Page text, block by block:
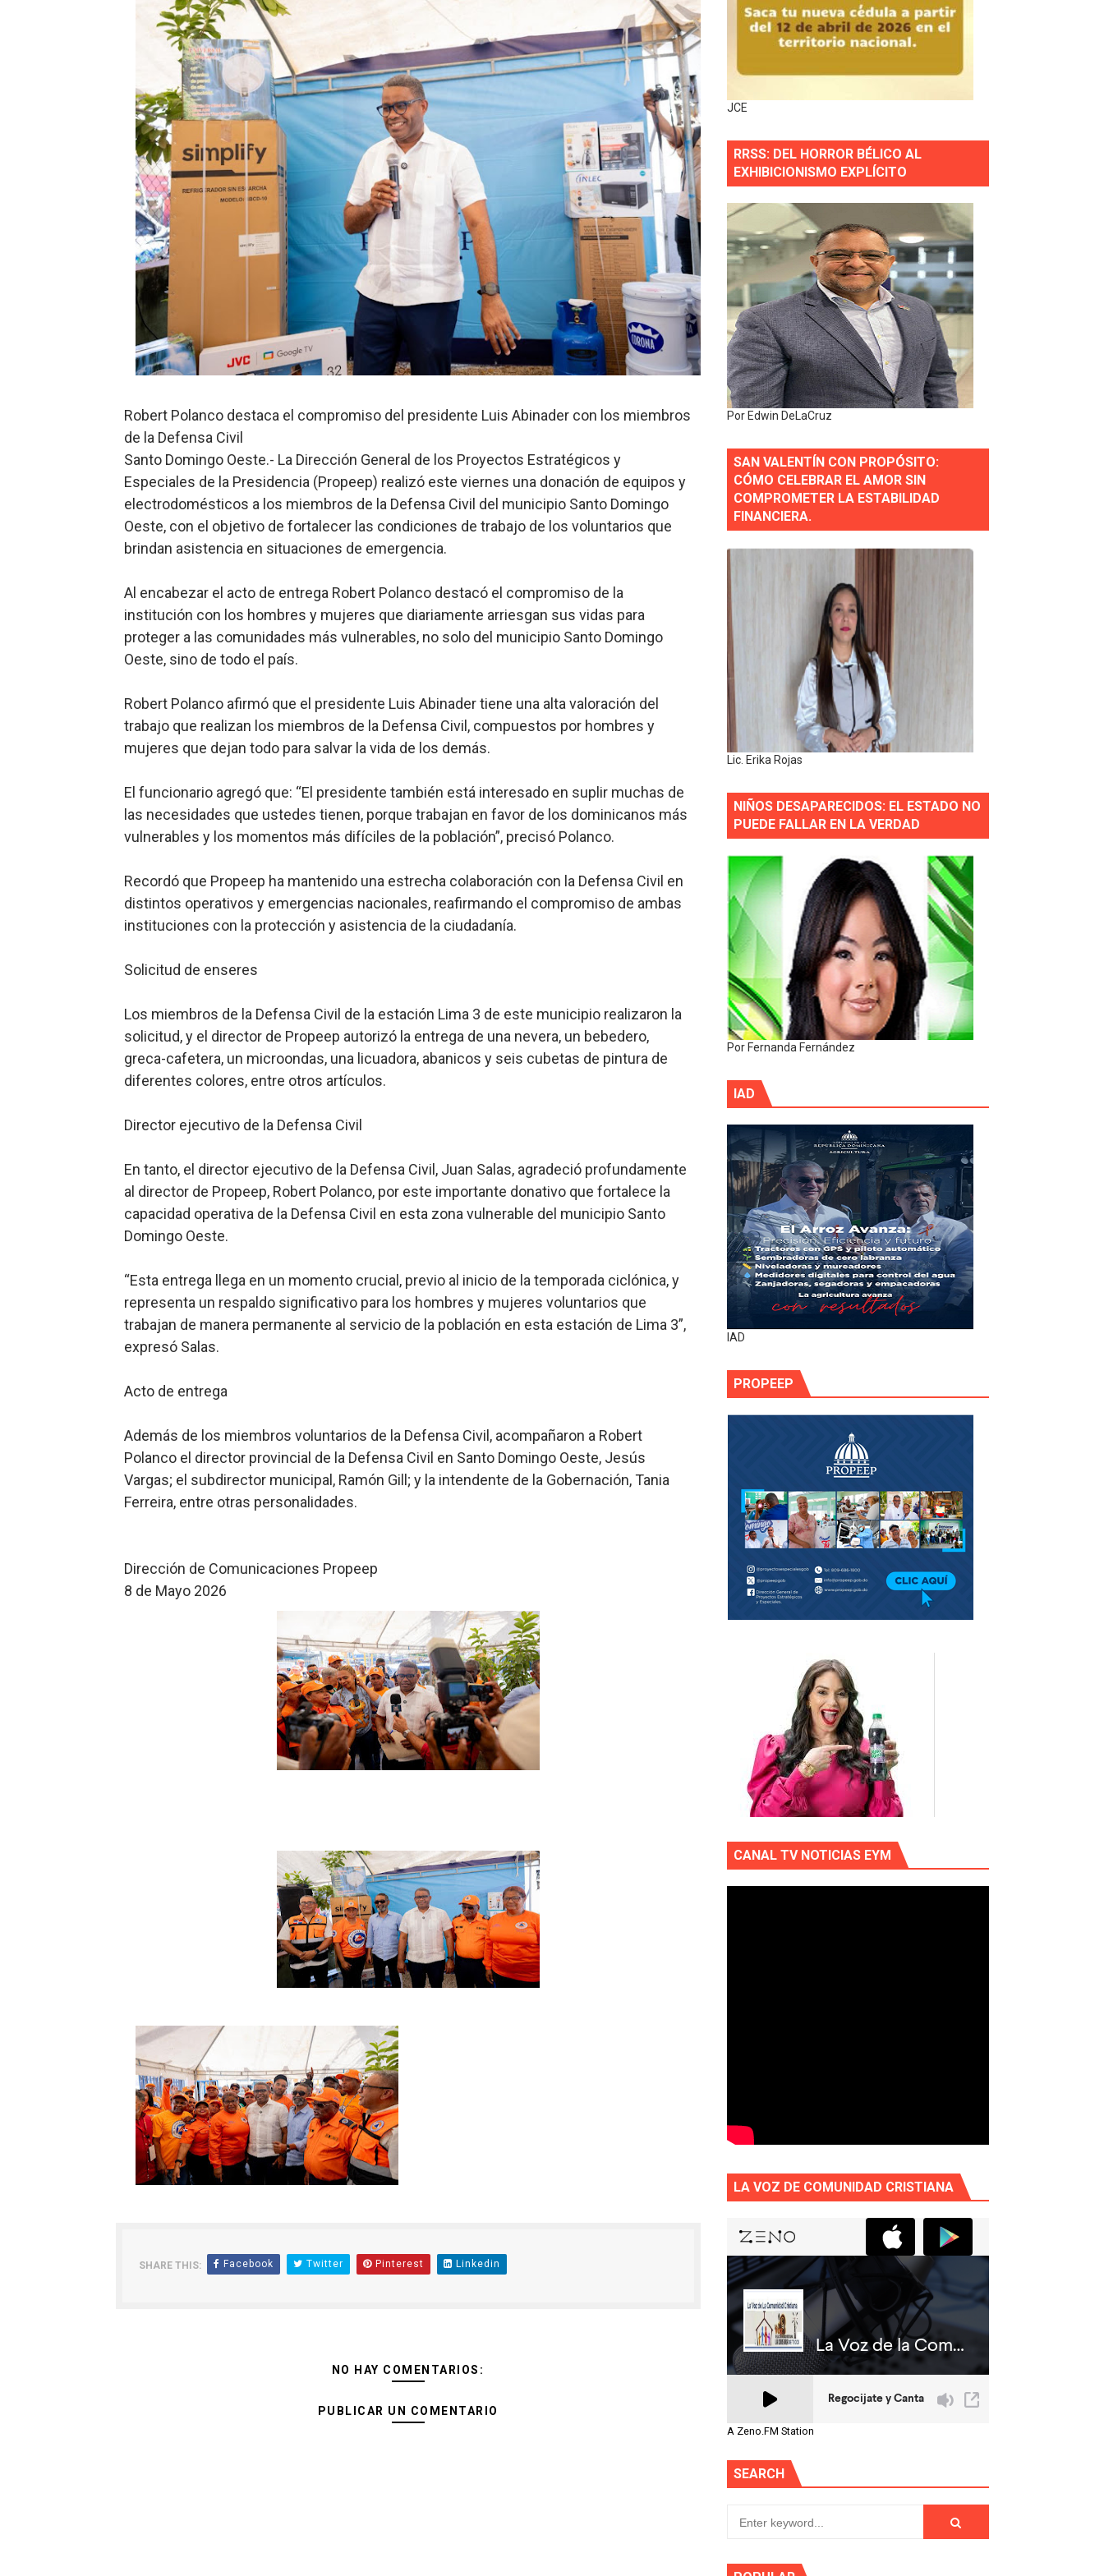
Cacerolazos, gomas quemadas y bombas lagrimógenas: Tensión en la Fernández Domínguez por apagones en Cayenas y Residencial Amalia
Roberto Ángel Salcedo anuncia festival cultural para la región Este
Roberto Ángel Salcedo anuncia festival cultural para la región Este
Respuesta oportuna de Propeep permite a familia de La Cuaba recuperar su hogar tras incendio
Juramentan a Angelina Biviana Riveiro como nueva vicepresidenta ejecutiva de Fiduciaria Reservas.
DIGEIG y Liga Municipal Dominicana impulsan metas de transparencia
Tribunal Superior Administrativo anula permisos urbanísticos del proyecto Everest Tower en Piantini
JCE flexibiliza renovación de cédula: adiós al orden por mes de nacimiento en municipios pequeños
Restaurante Amigos es reconocido por sus cuatro décadas de excelencia en el sector gastronómico
Banco Popular escala 17 posiciones en los mil mejores bancos del mundo
SNS y el SRSO actualizan Manual de Comunicación Interna y Externa para fortalecer gestión comunicacional en salud
Osiris de León responde a Roberto Tineo y a Yeisy por sus críticas destempladas sobre Presa de Guaiguí: "Es ignorancia supina"
DGPCF: 55 años sembrando desarrollo y fortaleciendo la frontera dominicana
Operativo interagencial frena delitos ambientales y recupera terrenos en zonas protegidas del país
-Propeep y Gestión Presidencial encabezan entrega compensación a comerciantes impactados por la obra vial, en cumplimiento de un
Robert Polanco destaca el compromiso del presidente Luis Abinader con los miembros
de la Defensa Civil
Santo Domingo Oeste.- La Dirección General de los Proyectos Estratégicos y
Especiales de la Presidencia (Propeep) realizó este viernes una donación de equipos y
electrodomésticos a los miembros de la Defensa Civil del municipio Santo Domingo
Oeste, con el objetivo de fortalecer las condiciones de trabajo de los voluntarios que
brindan asistencia en situaciones de emergencia.
Al encabezar el acto de entrega Robert Polanco destacó el compromiso de la
institución con los hombres y mujeres que diariamente arriesgan sus vidas para
proteger a las comunidades más vulnerables, no solo del municipio Santo Domingo
Oeste, sino de todo el país.
Robert Polanco afirmó que el presidente Luis Abinader tiene una alta valoración del
trabajo que realizan los miembros de la Defensa Civil, compuestos por hombres y
mujeres que dejan todo para salvar la vida de los demás.
El funcionario agregó que: “El presidente también está interesado en suplir muchas de
las necesidades que ustedes tienen, porque trabajan en favor de los dominicanos más
vulnerables y los momentos más difíciles de la población”, precisó Polanco.
Recordó que Propeep ha mantenido una estrecha colaboración con la Defensa Civil en
distintos operativos y emergencias nacionales, reafirmando el compromiso de ambas
instituciones con la protección y asistencia de la ciudadanía.
Solicitud de enseres
Los miembros de la Defensa Civil de la estación Lima 3 de este municipio realizaron la
solicitud, y el director de Propeep autorizó la entrega de una nevera, un bebedero,
greca-cafetera, un microondas, una licuadora, abanicos y seis cubetas de pintura de
diferentes colores, entre otros artículos.
Director ejecutivo de la Defensa Civil
En tanto, el director ejecutivo de la Defensa Civil, Juan Salas, agradeció profundamente
al director de Propeep, Robert Polanco, por este importante donativo que fortalece la
capacidad operativa de la Defensa Civil en esta zona vulnerable del municipio Santo
Domingo Oeste.
“Esta entrega llega en un momento crucial, previo al inicio de la temporada ciclónica, y
representa un respaldo significativo para los hombres y mujeres voluntarios que
trabajan de manera permanente al servicio de la población en esta estación de Lima 3”,
expresó Salas.
Acto de entrega
Además de los miembros voluntarios de la Defensa Civil, acompañaron a Robert
Polanco el director provincial de la Defensa Civil en Santo Domingo Oeste, Jesús
Vargas; el subdirector municipal, Ramón Gill; y la intendente de la Gobernación, Tania
Ferreira, entre otras personalidades.
Dirección de Comunicaciones Propeep
8 de Mayo 2026
SHARE THIS: Facebook Twitter Pinterest Linkedin
NO HAY COMENTARIOS:
PUBLICAR UN COMENTARIO
JCE
RRSS: DEL HORROR BÉLICO AL
EXHIBICIONISMO EXPLÍCITO
Por Edwin DeLaCruz
SAN VALENTÍN CON PROPÓSITO:
CÓMO CELEBRAR EL AMOR SIN
COMPROMETER LA ESTABILIDAD
FINANCIERA.
Lic. Erika Rojas
NIÑOS DESAPARECIDOS: EL ESTADO NO
PUEDE FALLAR EN LA VERDAD
Por Fernanda Fernández
IAD
IAD
PROPEEP
CANAL TV NOTICIAS EYM
LA VOZ DE COMUNIDAD CRISTIANA
A Zeno.FM Station
SEARCH